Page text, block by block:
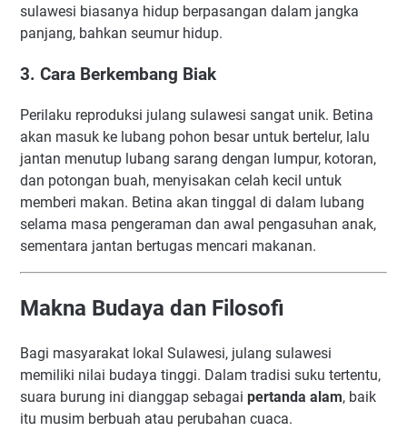
sulawesi biasanya hidup berpasangan dalam jangka
panjang, bahkan seumur hidup.
3. Cara Berkembang Biak
Perilaku reproduksi julang sulawesi sangat unik. Betina
akan masuk ke lubang pohon besar untuk bertelur, lalu
jantan menutup lubang sarang dengan lumpur, kotoran,
dan potongan buah, menyisakan celah kecil untuk
memberi makan. Betina akan tinggal di dalam lubang
selama masa pengeraman dan awal pengasuhan anak,
sementara jantan bertugas mencari makanan.
Makna Budaya dan Filosofi
Bagi masyarakat lokal Sulawesi, julang sulawesi
memiliki nilai budaya tinggi. Dalam tradisi suku tertentu,
suara burung ini dianggap sebagai pertanda alam, baik
itu musim berbuah atau perubahan cuaca.